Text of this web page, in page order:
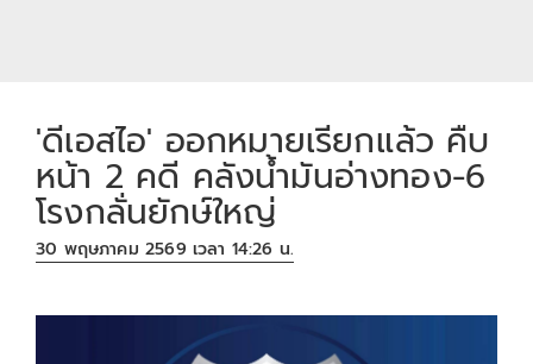
'ดีเอสไอ' ออกหมายเรียกแล้ว คืบ
หน้า 2 คดี คลังน้ำมันอ่างทอง-6
โรงกลั่นยักษ์ใหญ่
30 พฤษภาคม 2569 เวลา 14:26 น.